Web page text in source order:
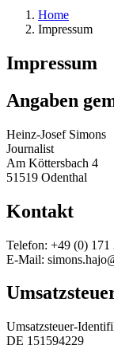
Home
Impressum
Impressum
Angaben
Heinz-Josef Simons
Journalist
Am Köttersbach 4
51519 Odenthal
Kontakt
Telefon: +49 (0) 171
E-Mail:
Umsatzsteuer-
DE 151594229